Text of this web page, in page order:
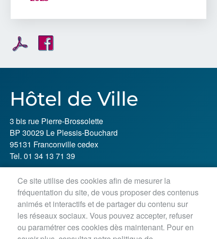
Hôtel de Ville
3 bis rue Pierre-Brossolette
BP 30029 Le Plessis-Bouchard
95131 Franconville cedex
Tel. 01 34 13 71 39
Horaires d'ouverture :
Lundi, jeudi, vendredi : 8h30-12h / 13h30-18h
Mardi : 8h30-12h / 13h30-18h45
Mercredi matin : 8h30-12h45
Ce site utilise des cookies afin de mesurer la
fréquentation du site, de vous proposer des contenus
animés et interactifs et de partager du contenu sur
les réseaux sociaux. Vous pouvez accepter, refuser
ou paramétrer ces cookies dès maintenant. Pour en